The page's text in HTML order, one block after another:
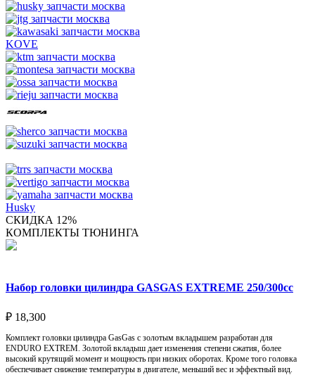
KOVE
Husky
СКИДКА 12%
КОМПЛЕКТЫ ТЮНИНГА
Набор головки цилиндра GASGAS EXTREME 250/300cc
₽ 18,300
Комплект головки цилиндра GasGas с золотым вкладышем разработан для
ENDURO EXTREM. Золотой вкладыш дает изменения степени сжатия, более
высокий крутящий момент и мощность при низких оборотах. Кроме того головка
обеспечивает снижение температуры в двигателе, меньший вес и эффектный вид.